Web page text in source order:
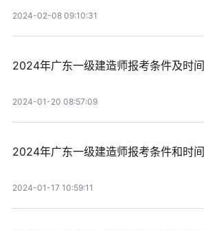
2024-02-08 09:10:31
2024年广东一级建造师报考条件及时间
2024-01-20 08:57:09
2024年广东一级建造师报考条件和时间
2024-01-17 10:59:11